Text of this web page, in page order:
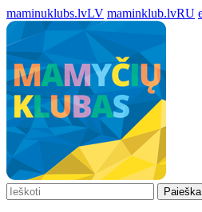
maminuklubs.lvLV maminklub.lvRU
Paieška